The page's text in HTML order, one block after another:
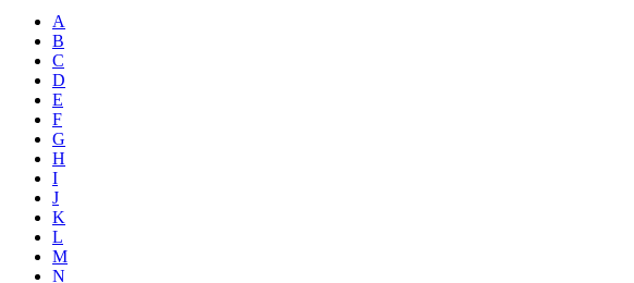
A
B
C
D
E
F
G
H
I
J
K
L
M
N